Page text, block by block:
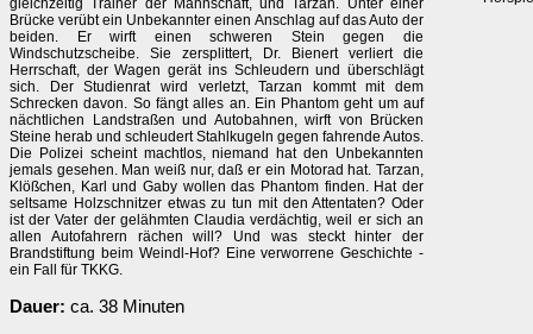
gleichzeitig Trainer der Mannschaft, und Tarzan. Unter einer
Brücke verübt ein Unbekannter einen Anschlag auf das Auto der
beiden. Er wirft einen schweren Stein gegen die
Windschutzscheibe. Sie zersplittert, Dr. Bienert verliert die
Herrschaft, der Wagen gerät ins Schleudern und überschlägt
sich. Der Studienrat wird verletzt, Tarzan kommt mit dem
Schrecken davon. So fängt alles an. Ein Phantom geht um auf
nächtlichen Landstraßen und Autobahnen, wirft von Brücken
Steine herab und schleudert Stahlkugeln gegen fahrende Autos.
Die Polizei scheint machtlos, niemand hat den Unbekannten
jemals gesehen. Man weiß nur, daß er ein Motorad hat. Tarzan,
Klößchen, Karl und Gaby wollen das Phantom finden. Hat der
seltsame Holzschnitzer etwas zu tun mit den Attentaten? Oder
ist der Vater der gelähmten Claudia verdächtig, weil er sich an
allen Autofahrern rächen will? Und was steckt hinter der
Brandstiftung beim Weindl-Hof? Eine verworrene Geschichte -
ein Fall für TKKG.
Dauer: ca. 38 Minuten